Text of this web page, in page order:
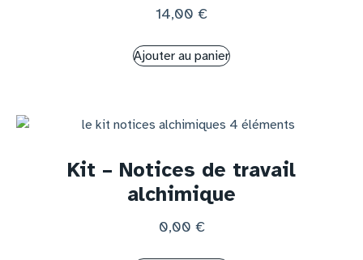
14,00 €
Ajouter au panier
Kit – Notices de travail
alchimique
0,00 €